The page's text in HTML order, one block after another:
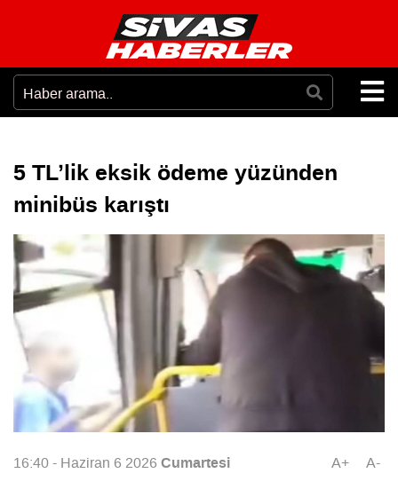
5 TL’lik eksik ödeme yüzünden
minibüs karıştı
16:40 - Haziran 6 2026 Cumartesi A+ A-